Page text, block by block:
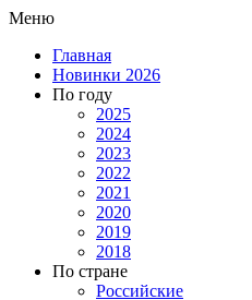
Меню
Главная
Новинки 2026
По году
2025
2024
2023
2022
2021
2020
2019
2018
По стране
Российские